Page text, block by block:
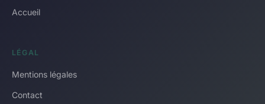
Accueil
LÉGAL
Mentions légales
Contact